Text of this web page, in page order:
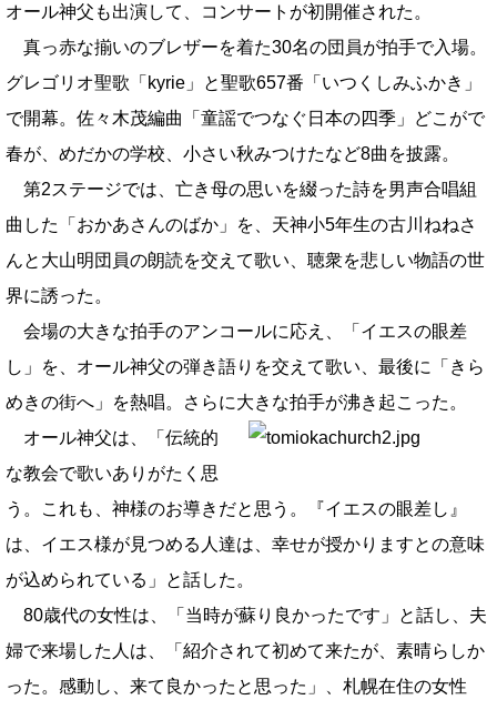
オール神父も出演して、コンサートが初開催された。
真っ赤な揃いのブレザーを着た30名の団員が拍手で入場。
グレゴリオ聖歌「kyrie」と聖歌657番「いつくしみふかき」
で開幕。佐々木茂編曲「童謡でつなぐ日本の四季」どこがで
春が、めだかの学校、小さい秋みつけたなど8曲を披露。
第2ステージでは、亡き母の思いを綴った詩を男声合唱組
曲した「おかあさんのばか」を、天神小5年生の古川ねねさ
んと大山明団員の朗読を交えて歌い、聴衆を悲しい物語の世
界に誘った。
会場の大きな拍手のアンコールに応え、「イエスの眼差
し」を、オール神父の弾き語りを交えて歌い、最後に「きら
めきの街へ」を熱唱。さらに大きな拍手が沸き起こった。
オール神父は、「伝統的
な教会で歌いありがたく思
う。これも、神様のお導きだと思う。『イエスの眼差し』
は、イエス様が見つめる人達は、幸せが授かりますとの意味
が込められている」と話した。
80歳代の女性は、「当時が蘇り良かったです」と話し、夫
婦で来場した人は、「紹介されて初めて来たが、素晴らしか
った。感動し、来て良かったと思った」、札幌在住の女性